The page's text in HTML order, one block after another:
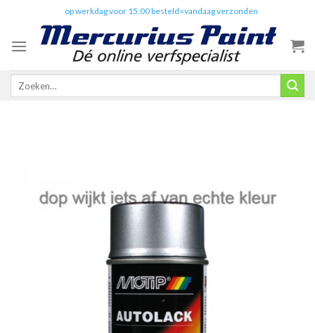
content
op werkdag voor 15:00 besteld=vandaag verzonden
Zoeken